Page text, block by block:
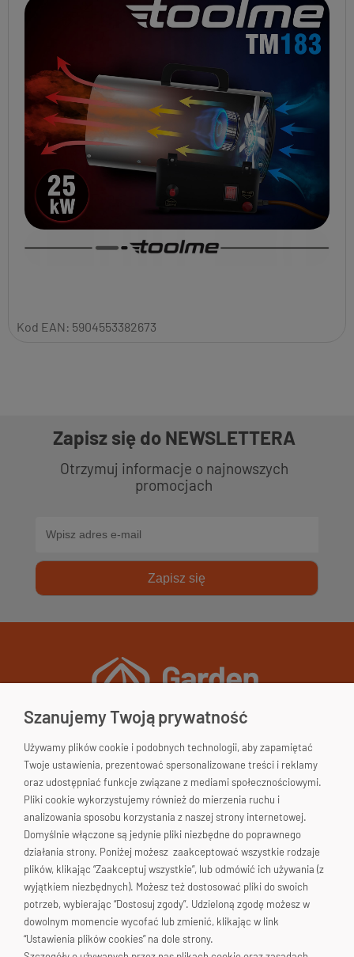
Kod EAN: 5904553382673
Zapisz się do NEWSLETTERA
Otrzymuj informacje o najnowszych
promocjach
Zapisz się
Garden&Home
33-200 Dąbrowa Tarnowska
woj. małopolskie
Polska
663-176-665
biuro@gardenhome.pl
Pomoc
Szanujemy Twoją prywatność
Używamy plików cookie i podobnych technologii, aby zapamiętać
Twoje ustawienia, prezentować spersonalizowane treści i reklamy
oraz udostępniać funkcje związane z mediami społecznościowymi.
Pliki cookie wykorzystujemy również do mierzenia ruchu i
analizowania sposobu korzystania z naszej strony internetowej.
Domyślnie włączone są jedynie pliki niezbędne do poprawnego
działania strony. Poniżej możesz zaakceptować wszystkie rodzaje
plików, klikając “Zaakceptuj wszystkie”, lub odmówić ich używania (z
wyjątkiem niezbędnych). Możesz też dostosować pliki do swoich
potrzeb, wybierając “Dostosuj zgody”. Udzieloną zgodę możesz w
dowolnym momencie wycofać lub zmienić, klikając w link
“Ustawienia plików cookies” na dole strony.